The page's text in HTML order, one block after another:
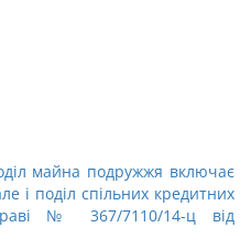
майна подружжя включає
і поділ спільних кредитних
№ 367/7110/14-ц від